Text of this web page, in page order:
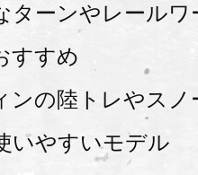
ターンやレール
すすめ
ンの陸トレやス
いやすいモデル